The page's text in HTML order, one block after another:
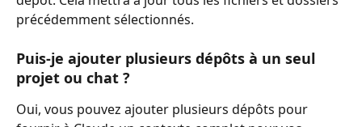
précédemment sélectionnés.
Puis-je ajouter plusieurs dépôts à un seul
projet ou chat ?
Oui, vous pouvez ajouter plusieurs dépôts pour